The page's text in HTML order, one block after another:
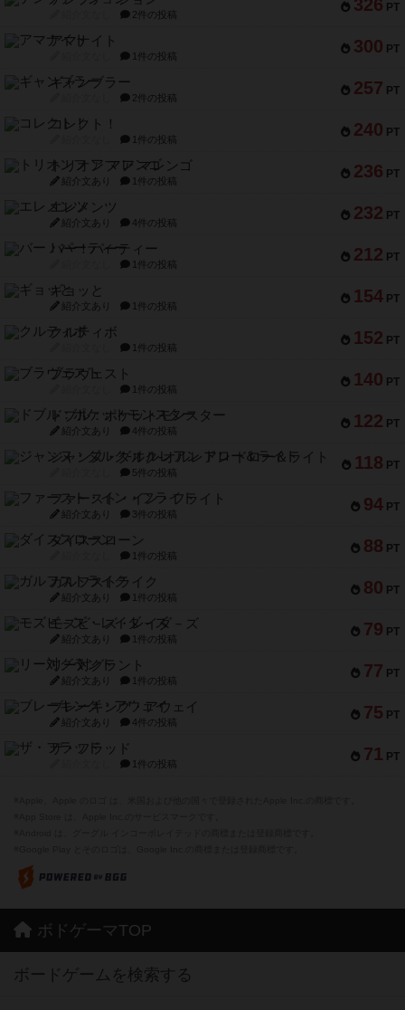
326 PT
2件の投稿
300 PT
アマナイト
1件の投稿
257 PT
ギャンブラー
2件の投稿
240 PT
コレクト！
1件の投稿
236 PT
トリオンフ ア マレンゴ
紹介文あり 1件の投稿
232 PT
エレメンツ
紹介文あり 4件の投稿
212 PT
バー！パーティー
1件の投稿
154 PT
ギョッと
紹介文あり 1件の投稿
152 PT
クルティボ
1件の投稿
140 PT
ブラヴェスト
1件の投稿
122 PT
ドブル：ポケットモンスター
紹介文あり 4件の投稿
118 PT
ジャンヌ・ダルク-オルレアン ドロー＆ライト
5件の投稿
94 PT
ファースト・イン・フライト
紹介文あり 3件の投稿
88 PT
ダイススローン
1件の投稿
80 PT
ガルフストライク
紹介文あり 1件の投稿
79 PT
モズビ－ズ・レイダ－ズ
紹介文あり 1件の投稿
77 PT
リー対グラント
紹介文あり 1件の投稿
75 PT
ブレーキング・アウェイ
紹介文あり 4件の投稿
71 PT
ザ・フラッド
1件の投稿
ボドゲーマTOP
ボードゲームを検索する